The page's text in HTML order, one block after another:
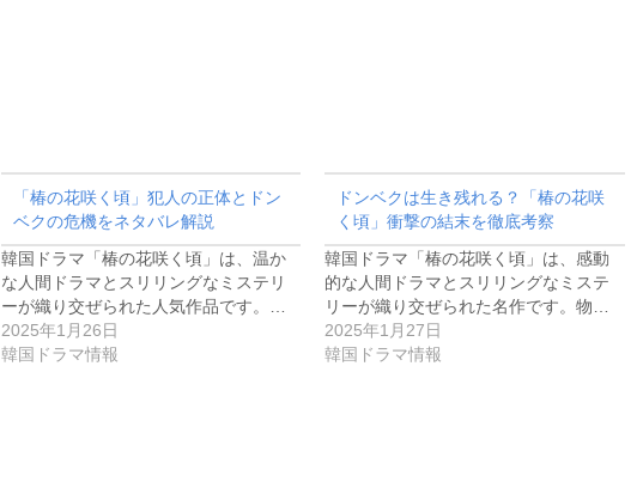
「椿の花咲く頃」犯人の正体とドン
ベクの危機をネタバレ解説
韓国ドラマ「椿の花咲く頃」は、温か
な人間ドラマとスリリングなミステリ
ーが織り交ぜられた人気作品です。…
2025年1月26日
韓国ドラマ情報
ドンベクは生き残れる？「椿の花咲
く頃」衝撃の結末を徹底考察
韓国ドラマ「椿の花咲く頃」は、感動
的な人間ドラマとスリリングなミステ
リーが織り交ぜられた名作です。物…
2025年1月27日
韓国ドラマ情報